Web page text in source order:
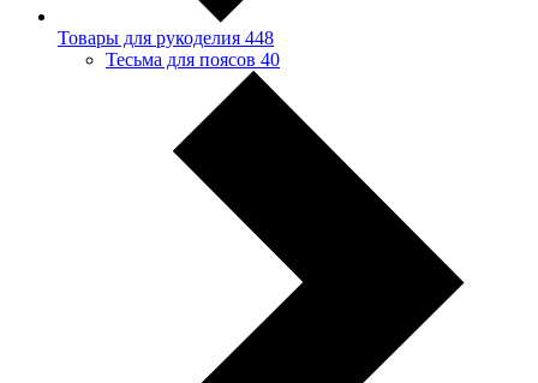
Товары для рукоделия 448
Тесьма для поясов 40